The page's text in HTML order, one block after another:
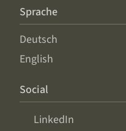
Sprache
Deutsch
English
Social
LinkedIn